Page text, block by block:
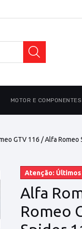
MOTOR E COMPONENTES
GTV 116 / Alfa Romeo
Atenção:
Alfa
Romeo